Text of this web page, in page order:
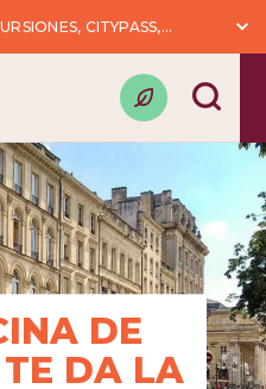
CITYPASS,...
DE
DA LA